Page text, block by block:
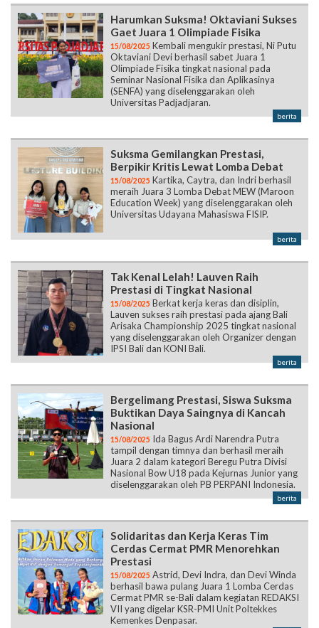
Harumkan Suksma! Oktaviani Sukses
Gaet Juara 1 Olimpiade Fisika
15/08/2025 Kembali mengukir prestasi, Ni Putu
Oktaviani Devi berhasil sabet Juara 1
Olimpiade Fisika tingkat nasional pada
Seminar Nasional Fisika dan Aplikasinya
(SENFA) yang diselenggarakan oleh
Universitas Padjadjaran.
berita
Suksma Gemilangkan Prestasi,
Berpikir Kritis Lewat Lomba Debat
15/08/2025 Kartika, Caytra, dan Indri berhasil
meraih Juara 3 Lomba Debat MEW (Maroon
Education Week) yang diselenggarakan oleh
Universitas Udayana Mahasiswa FISIP.
berita
Tak Kenal Lelah! Lauven Raih
Prestasi di Tingkat Nasional
15/08/2025 Berkat kerja keras dan disiplin,
Lauven sukses raih prestasi pada ajang Bali
Arisaka Championship 2025 tingkat nasional
yang diselenggarakan oleh Organizer dengan
IPSI Bali dan KONI Bali.
berita
Bergelimang Prestasi, Siswa Suksma
Buktikan Daya Saingnya di Kancah
Nasional
15/08/2025 Ida Bagus Ardi Narendra Putra
tampil dengan timnya dan berhasil meraih
Juara 2 dalam kategori Beregu Putra Divisi
Nasional Bow U18 pada Kejurnas Junior yang
diselenggarakan oleh PB PERPANI Indonesia.
berita
Solidaritas dan Kerja Keras Tim
Cerdas Cermat PMR Menorehkan
Prestasi
15/08/2025 Astrid, Devi Indra, dan Devi Winda
berhasil bawa pulang Juara 1 Lomba Cerdas
Cermat PMR se-Bali dalam kegiatan REDAKSI
VII yang digelar KSR-PMI Unit Poltekkes
Kemenkes Denpasar.